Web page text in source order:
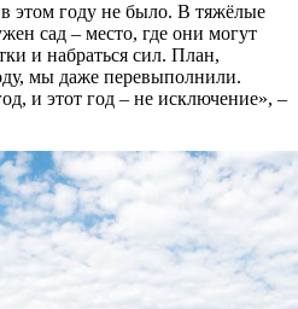
этом году не было. В тяжёлые
сад – место, где они могут
и набраться сил. План,
мы даже перевыполнили.
и этот год – не исключение», –